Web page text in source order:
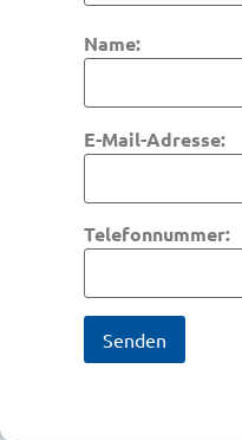
Name:
E-Mail-Adresse:
Telefonnummer: